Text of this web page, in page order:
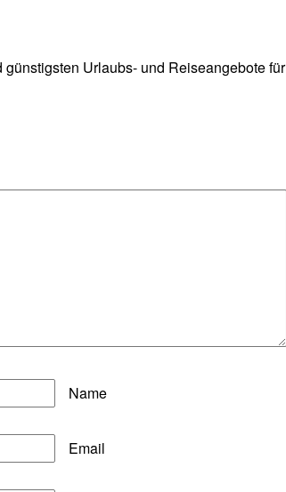
Urlaubs- und Reiseangebote für
Name
Email